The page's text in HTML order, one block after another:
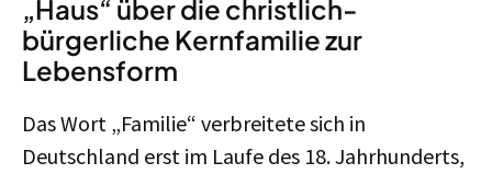
„Haus“ über die christlich-
bürgerliche Kernfamilie zur
Lebensform
Das Wort „Familie“ verbreitete sich in
Deutschland erst im Laufe des 18. Jahrhunderts,